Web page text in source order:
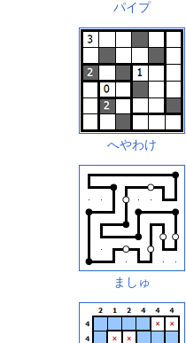
パイプ
へやわけ
ましゅ